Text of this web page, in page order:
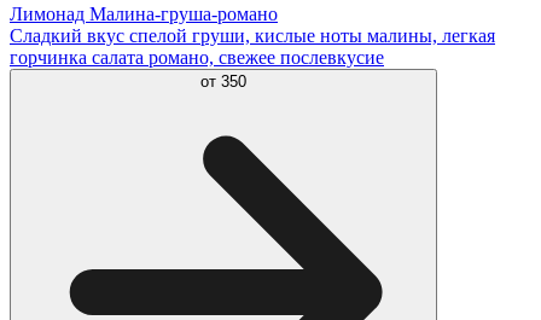
Лимонад Малина-груша-романо
Сладкий вкус спелой груши, кислые ноты малины, легкая
горчинка салата романо, свежее послевкусие
от 350